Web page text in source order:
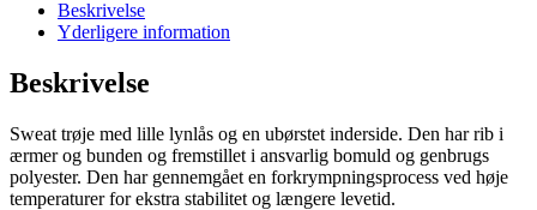
Zip
antal
Beskrivelse
Yderligere information
Beskrivelse
Sweat trøje med lille lynlås og en ubørstet inderside. Den har rib i
ærmer og bunden og fremstillet i ansvarlig bomuld og genbrugs
polyester. Den har gennemgået en forkrympningsprocess ved høje
temperaturer for ekstra stabilitet og længere levetid.